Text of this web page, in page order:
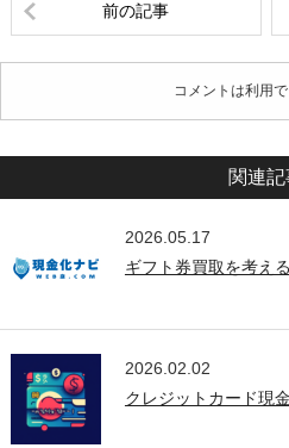
前の記事
コメントは利用で
関連
2026.05.17
ギフト券買取を考え
2026.02.02
クレジットカード現